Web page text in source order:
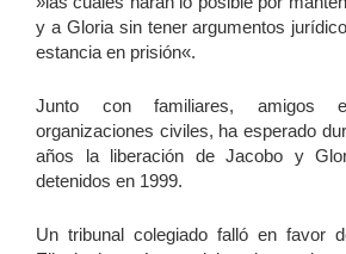
Erlebnisberichte
Aktuelles
Veranstaltungen
Kontakt
y a Gloria sin tener argumentos
estancia en prisión«.
Junto con familiares, amigos
organizaciones civiles, ha esperado
años la liberación de Jacobo y
detenidos en 1999.
Un tribunal colegiado falló en favor